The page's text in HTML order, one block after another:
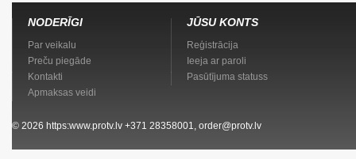
NODERĪGI
Par veikalu
Preču piegāde
Kontakti
Apmaksas veidi
JŪSU KONTS
Reģistrācija
Ieeja ar paroli
Pasūtījuma statuss
© 2026 https:www.protv.lv +371 28358001, order@protv.lv